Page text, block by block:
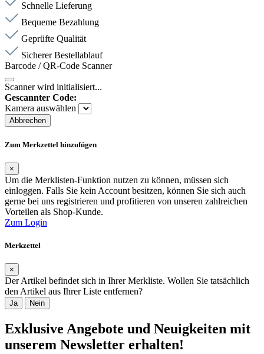
Schnelle Lieferung
Bequeme Bezahlung
Geprüfte Qualität
Sicherer Bestellablauf
Barcode / QR-Code Scanner
Scanner wird initialisiert...
Gescannter Code:
Kamera auswählen
Abbrechen
Zum Merkzettel hinzufügen
×
Um die Merklisten-Funktion nutzen zu können, müssen sich
einloggen. Falls Sie kein Account besitzen, können Sie sich auch
gerne bei uns registrieren und profitieren von unseren zahlreichen
Vorteilen als Shop-Kunde.
Zum Login
Merkzettel
×
Der Artikel befindet sich in Ihrer Merkliste. Wollen Sie tatsächlich
den Artikel aus Ihrer Liste entfernen?
Ja Nein
Exklusive Angebote und Neuigkeiten mit
unserem Newsletter erhalten!